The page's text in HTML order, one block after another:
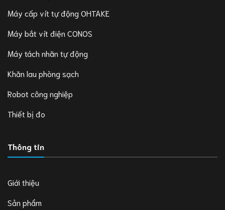
Máy cấp vít tự động OHTAKE
Máy bắt vít điện CONOS
Máy tách nhãn tự động
Khăn lau phòng sạch
Robot công nghiệp
Thiết bị đo
Thông tin
Giới thiệu
Sản phẩm